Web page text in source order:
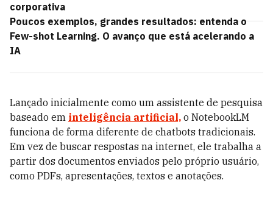
corporativa
Poucos exemplos, grandes resultados: entenda o
Few-shot Learning. O avanço que está acelerando a
IA
Lançado inicialmente como um assistente de pesquisa
baseado em inteligência artificial, o NotebookLM
funciona de forma diferente de chatbots tradicionais.
Em vez de buscar respostas na internet, ele trabalha a
partir dos documentos enviados pelo próprio usuário,
como PDFs, apresentações, textos e anotações.